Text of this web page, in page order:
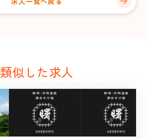
類似した求人